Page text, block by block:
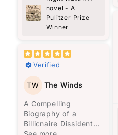
not dramatic or fast-
paced, but it makes
you pause. I caught
time I actually looked
at people properly?
Not just passing by,
but really noticing
them, being present,
being kind.
Theo has this way of
陳靜宜以細膩又生動嘅
筆觸，描寫咗馬來西亞
多元文化嘅飲食特色，
更加深刻咁理解咗唔同
地區嘅美食風味。
雖然我婆婆而家已經唔
喺度, 但係透過閱讀完呢
本書，我不單止重溫咗
婆婆嘅味道，更加對馬
來西亞嘅飲食文化有咗
novel - A
Pulitzer Prize
Winner
Verified
TW The Winds
A Compelling
Biography of a
Billionaire Dissident
Mark Clifford’s
See more